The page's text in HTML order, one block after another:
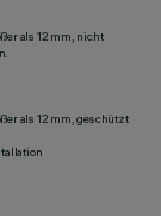
als 12 mm, nicht
als 12 mm, geschützt